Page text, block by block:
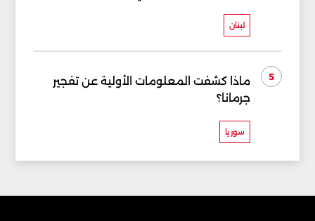
لبنان
5
ماذا كشفت المعلومات الأولية عن تفجير
جرمانا؟
سوريا